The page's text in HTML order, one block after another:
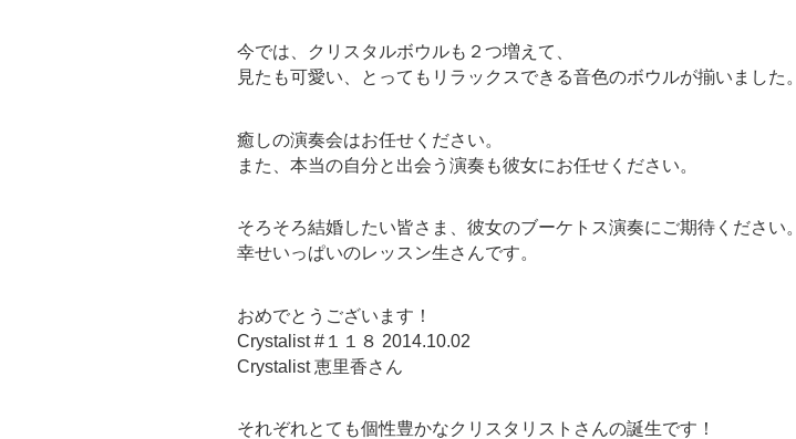
今では、クリスタルボウルも２つ増えて、
見たも可愛い、とってもリラックスできる音色のボウルが揃いました。
癒しの演奏会はお任せください。
また、本当の自分と出会う演奏も彼女にお任せください。
そろそろ結婚したい皆さま、彼女のブーケトス演奏にご期待ください。
幸せいっぱいのレッスン生さんです。
おめでとうございます！
Crystalist #１１８ 2014.10.02
Crystalist 恵里香さん
それぞれとても個性豊かなクリスタリストさんの誕生です！